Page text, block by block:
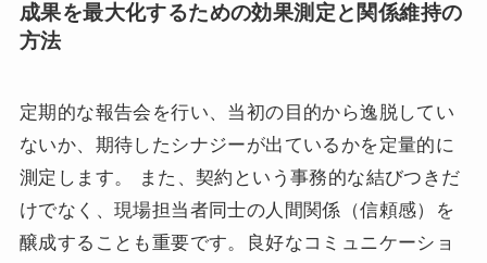
成果を最大化するための効果測定と関係維持の
方法
定期的な報告会を行い、当初の目的から逸脱してい
ないか、期待したシナジーが出ているかを定量的に
測定します。 また、契約という事務的な結びつきだ
けでなく、現場担当者同士の人間関係（信頼感）を
醸成することも重要です。良好なコミュニケーショ